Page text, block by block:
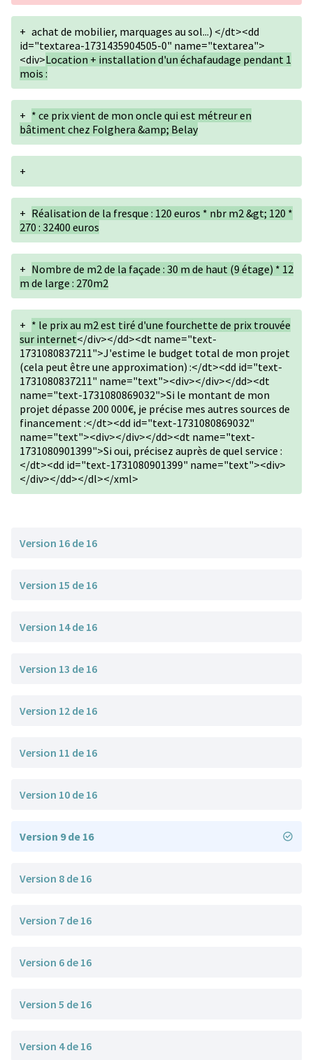
+ achat de mobilier, marquages au sol...) </dt><dd
id="textarea-1731435904505-0" name="textarea">
<div>Location + installation d'un échafaudage pendant 1
mois :
+ * ce prix vient de mon oncle qui est métreur en
bâtiment chez Folghera &amp; Belay
+
+ Réalisation de la fresque : 120 euros * nbr m2 &gt; 120 *
270 : 32400 euros
+ Nombre de m2 de la façade : 30 m de haut (9 étage) * 12
m de large : 270m2
+ * le prix au m2 est tiré d'une fourchette de prix trouvée
sur internet</div></dd><dt name="text-
1731080837211">J'estime le budget total de mon projet
(cela peut être une approximation) :</dt><dd id="text-
1731080837211" name="text"><div></div></dd><dt
name="text-1731080869032">Si le montant de mon
projet dépasse 200 000€, je précise mes autres sources de
financement :</dt><dd id="text-1731080869032"
name="text"><div></div></dd><dt name="text-
1731080901399">Si oui, précisez auprès de quel service :
</dt><dd id="text-1731080901399" name="text"><div>
</div></dd></dl></xml>
Version 16 de 16
Version 15 de 16
Version 14 de 16
Version 13 de 16
Version 12 de 16
Version 11 de 16
Version 10 de 16
Version 9 de 16
Version 8 de 16
Version 7 de 16
Version 6 de 16
Version 5 de 16
Version 4 de 16